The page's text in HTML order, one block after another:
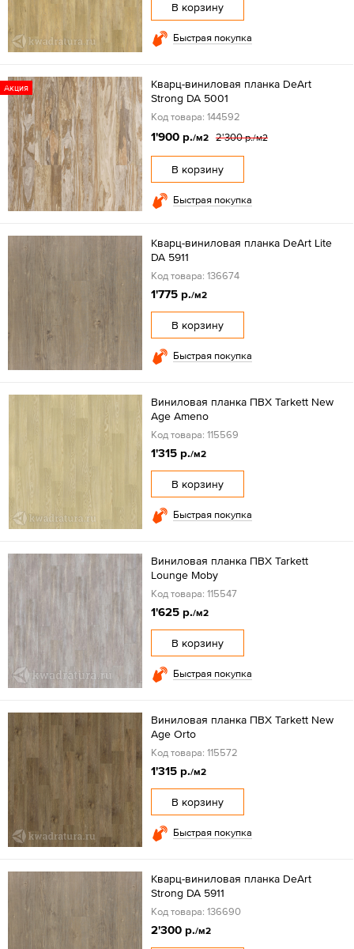
В корзину
Быстрая покупка
Акция
Кварц-виниловая планка DeArt
Strong DA 5001
Код товара: 144592
1'900 р./м2 2'300 р./м2
В корзину
Быстрая покупка
Кварц-виниловая планка DeArt Lite
DA 5911
Код товара: 136674
1'775 р./м2
В корзину
Быстрая покупка
Виниловая планка ПВХ Tarkett New
Age Ameno
Код товара: 115569
1'315 р./м2
В корзину
Быстрая покупка
Виниловая планка ПВХ Tarkett
Lounge Moby
Код товара: 115547
1'625 р./м2
В корзину
Быстрая покупка
Виниловая планка ПВХ Tarkett New
Age Orto
Код товара: 115572
1'315 р./м2
В корзину
Быстрая покупка
Кварц-виниловая планка DeArt
Strong DA 5911
Код товара: 136690
2'300 р./м2